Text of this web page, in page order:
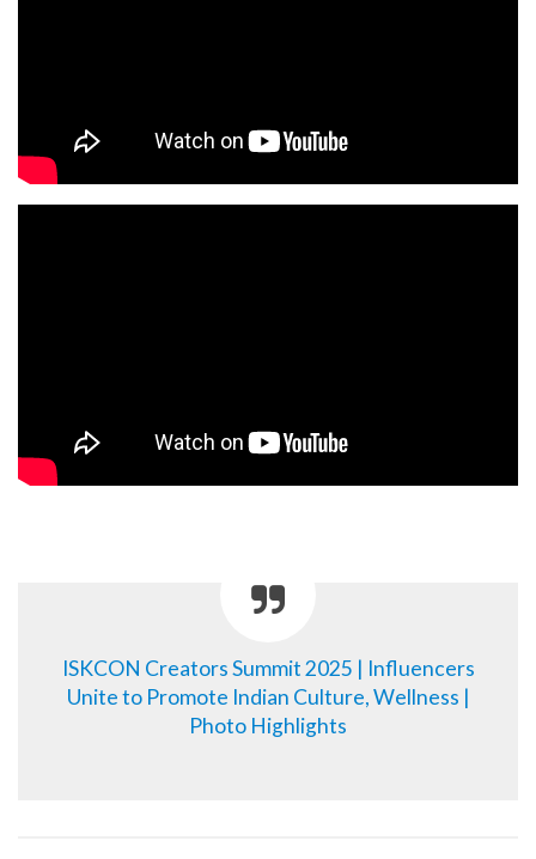
ISKCON Creators Summit 2025 | Influencers
Unite to Promote Indian Culture, Wellness |
Photo Highlights